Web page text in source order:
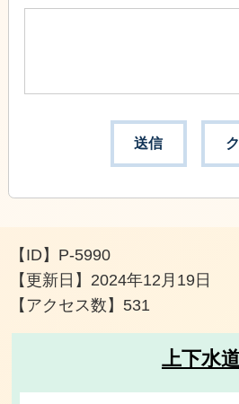
【ID】 P-5990
【更新日】 2024年12月19日
【アクセス数】 531
上下水道